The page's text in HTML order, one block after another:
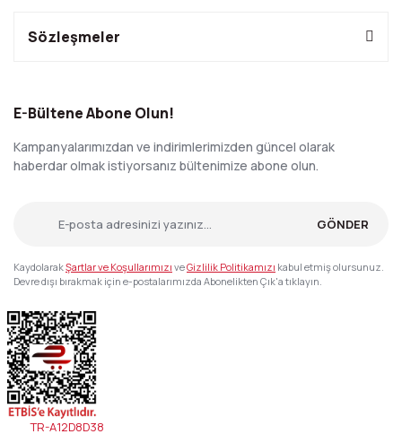
Sözleşmeler
E-Bültene Abone Olun!
Kampanyalarımızdan ve indirimlerimizden güncel olarak
haberdar olmak istiyorsanız bültenimize abone olun.
GÖNDER
KaydolarakŞartlar ve Koşullarımızı veGizlilik Politikamızı kabul etmiş olursunuz.
Devre dışı bırakmak için e-postalarımızda Abonelikten Çık'a tıklayın.
TR-A12D8D38